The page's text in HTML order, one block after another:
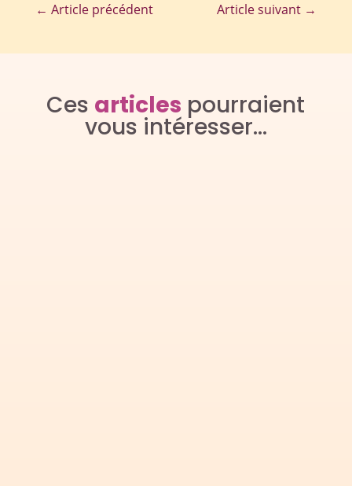
← Article précédent Article suivant →
Ces articles pourraient
vous intéresser…